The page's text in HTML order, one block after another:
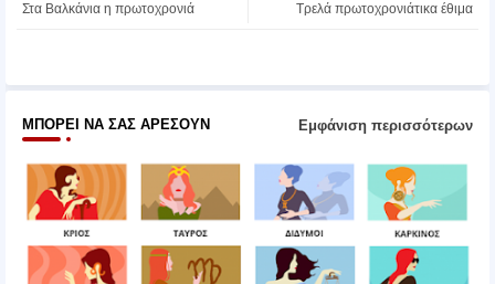
atsaΤρελά πρωτοχρονιάτικα έθιμα
Στα Βαλκάνια η πρωτοχρονιά
ΜΠΟΡΕΊ ΝΑ ΣΑΣ ΑΡΈΣΟΥΝ Εμφάνιση περισσότερων